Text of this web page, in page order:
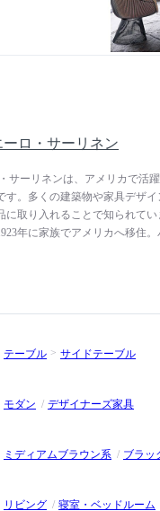
ーロ・サーリネン
・サーリネンは、アメリカで活
す。多くの建築物や家具デザ
に取り入れることで知られて
年に家族でアメリカへ移住
大学でデザインを学び、在学
躍注目を浴びます。幼い頃から
女のデザインにも多大な影響
め「ウーム･チェア」や代表作
作を世に出します。1950年に
うな曲面の表現主義的なスタイ
テーブル
サイドテーブル
モダン
デザイナーズ家具
ミディアムブラウン系
ブラッ
リビング
寝室・ベッドルーム